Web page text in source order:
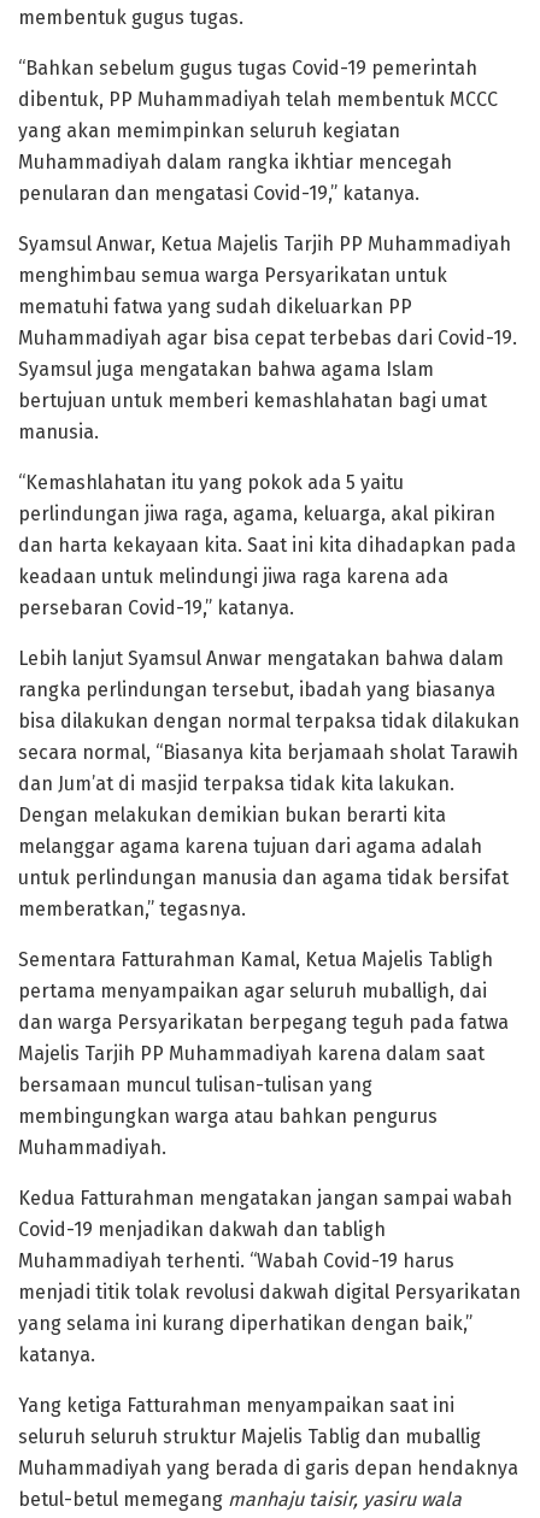
membentuk gugus tugas.
“Bahkan sebelum gugus tugas Covid-19 pemerintah
dibentuk, PP Muhammadiyah telah membentuk MCCC
yang akan memimpinkan seluruh kegiatan
Muhammadiyah dalam rangka ikhtiar mencegah
penularan dan mengatasi Covid-19,” katanya.
Syamsul Anwar, Ketua Majelis Tarjih PP Muhammadiyah
menghimbau semua warga Persyarikatan untuk
mematuhi fatwa yang sudah dikeluarkan PP
Muhammadiyah agar bisa cepat terbebas dari Covid-19.
Syamsul juga mengatakan bahwa agama Islam
bertujuan untuk memberi kemashlahatan bagi umat
manusia.
“Kemashlahatan itu yang pokok ada 5 yaitu
perlindungan jiwa raga, agama, keluarga, akal pikiran
dan harta kekayaan kita. Saat ini kita dihadapkan pada
keadaan untuk melindungi jiwa raga karena ada
persebaran Covid-19,” katanya.
Lebih lanjut Syamsul Anwar mengatakan bahwa dalam
rangka perlindungan tersebut, ibadah yang biasanya
bisa dilakukan dengan normal terpaksa tidak dilakukan
secara normal, “Biasanya kita berjamaah sholat Tarawih
dan Jum’at di masjid terpaksa tidak kita lakukan.
Dengan melakukan demikian bukan berarti kita
melanggar agama karena tujuan dari agama adalah
untuk perlindungan manusia dan agama tidak bersifat
memberatkan,” tegasnya.
Sementara Fatturahman Kamal, Ketua Majelis Tabligh
pertama menyampaikan agar seluruh muballigh, dai
dan warga Persyarikatan berpegang teguh pada fatwa
Majelis Tarjih PP Muhammadiyah karena dalam saat
bersamaan muncul tulisan-tulisan yang
membingungkan warga atau bahkan pengurus
Muhammadiyah.
Kedua Fatturahman mengatakan jangan sampai wabah
Covid-19 menjadikan dakwah dan tabligh
Muhammadiyah terhenti. “Wabah Covid-19 harus
menjadi titik tolak revolusi dakwah digital Persyarikatan
yang selama ini kurang diperhatikan dengan baik,”
katanya.
Yang ketiga Fatturahman menyampaikan saat ini
seluruh seluruh struktur Majelis Tablig dan muballig
Muhammadiyah yang berada di garis depan hendaknya
betul-betul memegang manhaju taisir, yasiru wala